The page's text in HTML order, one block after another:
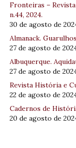
Fronteiras –
n.44, 2024.
30 de agosto de
Almanack.
27 de agosto de
Albuquerque.
27 de agosto de
Revista História e
22 de agosto de
Cadernos de
20 de agosto de